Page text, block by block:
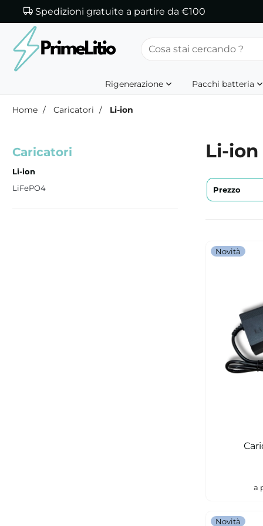
Spedizioni gratuite a partire da €100
Rigenerazione Pacchi batteria
Home Caricatori Li-ion
Caricatori
Li-ion
LiFePO4
Li-ion
Prezzo
Novità
a
Novità